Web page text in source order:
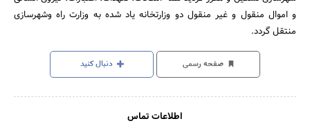
و اموال منقول و غیر منقول دو وزارتخانه یاد شده به وزارت راه وشهرسازی
منتقل گردد.
صفحه رسمی دنبال کنید
اطلاعات تماس